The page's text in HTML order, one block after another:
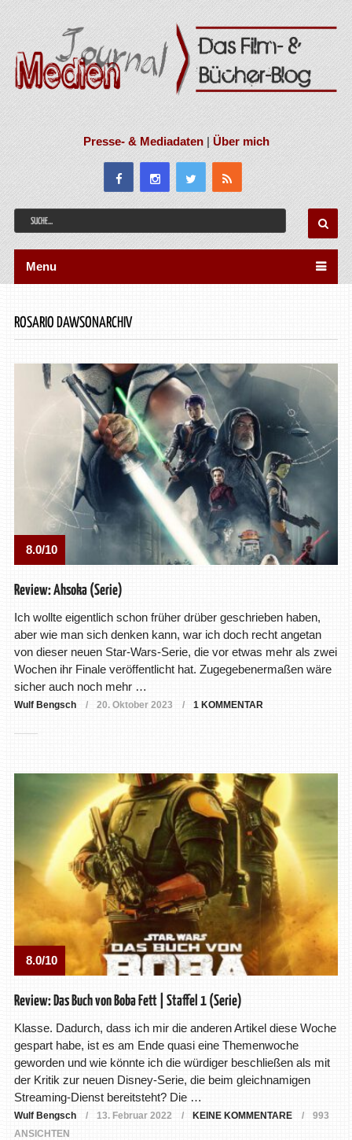
Presse- & Mediadaten|Über mich
Menu
ROSARIO DAWSONARCHIV
8.0/10
Review: Ahsoka (Serie)
Ich wollte eigentlich schon früher drüber geschrieben haben,
aber wie man sich denken kann, war ich doch recht angetan
von dieser neuen Star-Wars-Serie, die vor etwas mehr als zwei
Wochen ihr Finale veröffentlicht hat. Zugegebenermaßen wäre
sicher auch noch mehr …
Wulf Bengsch 20. Oktober 2023 1 KOMMENTAR
8.0/10
Review: Das Buch von Boba Fett | Staffel 1 (Serie)
Klasse. Dadurch, dass ich mir die anderen Artikel diese Woche
gespart habe, ist es am Ende quasi eine Themenwoche
geworden und wie könnte ich die würdiger beschließen als mit
der Kritik zur neuen Disney-Serie, die beim gleichnamigen
Streaming-Dienst bereitsteht? Die …
Wulf Bengsch 13. Februar 2022 KEINE KOMMENTARE
993
ANSICHTEN